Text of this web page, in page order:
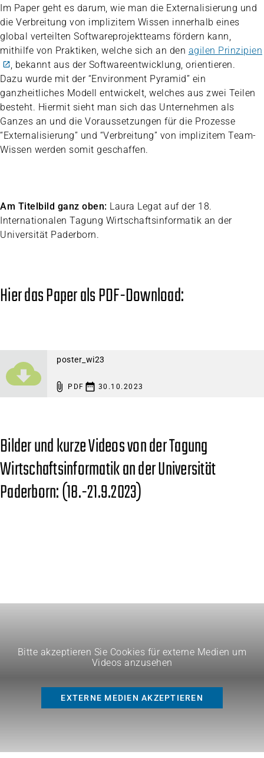
Im Paper geht es darum, wie man die Externalisierung und
die Verbreitung von implizitem Wissen innerhalb eines
global verteilten Softwareprojektteams fördern kann,
mithilfe von Praktiken, welche sich an den agilen Prinzipien
, bekannt aus der Softwareentwicklung, orientieren.
Dazu wurde mit der “Environment Pyramid” ein
ganzheitliches Modell entwickelt, welches aus zwei Teilen
besteht. Hiermit sieht man sich das Unternehmen als
Ganzes an und die Voraussetzungen für die Prozesse
“Externalisierung” und “Verbreitung” von implizitem Team-
Wissen werden somit geschaffen.
Am Titelbild ganz oben: Laura Legat auf der 18.
Internationalen Tagung Wirtschaftsinformatik an der
Universität Paderborn.
Hier das Paper als PDF-Download:
poster_wi23
PDF 30.10.2023
Bilder und kurze Videos von der Tagung
Wirtschaftsinformatik an der Universität
Paderborn: (18.-21.9.2023)
Bitte akzeptieren Sie Cookies für externe Medien um
Videos anzusehen
EXTERNE MEDIEN AKZEPTIEREN